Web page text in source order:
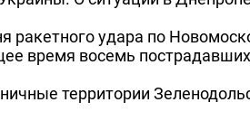
удара по
время восемь
территории